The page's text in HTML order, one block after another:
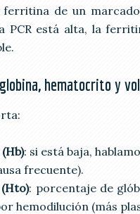
ferritina de un
PCR está alta, la
hematocrito y
: si está baja,
frecuente).
: porcentaje de
hemodilución (más